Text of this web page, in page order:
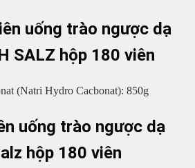
uống trào ngược dạ
SALZ hộp 180 viên
(Natri Hydro Cacbonat): 850g
uống trào ngược dạ
hộp 180 viên